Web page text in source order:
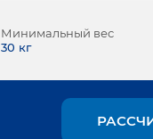
Минимальный вес
30 кг